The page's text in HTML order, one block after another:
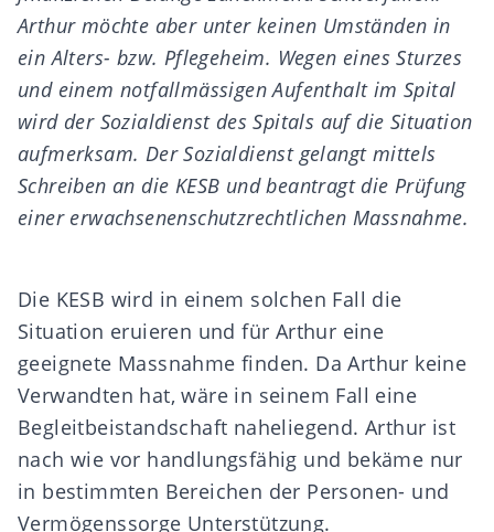
Arthur möchte aber unter keinen Umständen in
ein Alters- bzw. Pflegeheim. Wegen eines Sturzes
und einem notfallmässigen Aufenthalt im Spital
wird der Sozialdienst des Spitals auf die Situation
aufmerksam. Der Sozialdienst gelangt mittels
Schreiben an die KESB und beantragt die Prüfung
einer erwachsenenschutzrechtlichen Massnahme.
Die KESB wird in einem solchen Fall die
Situation eruieren und für Arthur eine
geeignete Massnahme finden. Da Arthur keine
Verwandten hat, wäre in seinem Fall eine
Begleitbeistandschaft naheliegend. Arthur ist
nach wie vor handlungsfähig und bekäme nur
in bestimmten Bereichen der Personen- und
Vermögenssorge Unterstützung.